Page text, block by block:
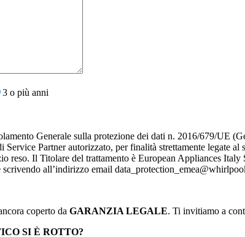
3 o più anni
Generale sulla protezione dei dati n. 2016/679/UE
Service Partner autorizzato, per finalità strettamente legate
reso. Il Titolare del trattamento è European Appliances
all’indirizzo email
coperto da GARANZIA LEGALE. Ti invitiamo a
SI È ROTTO?